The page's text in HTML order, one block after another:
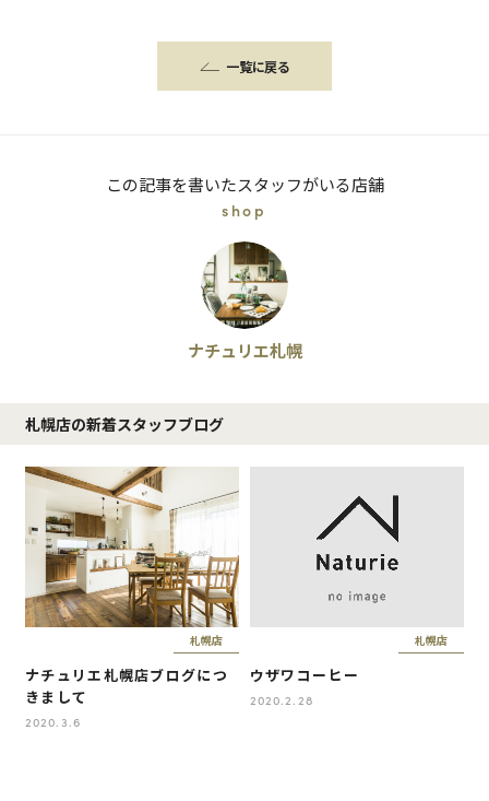
一覧に戻る
この記事を書いたスタッフがいる店舗
shop
ナチュリエ札幌
札幌店の新着スタッフブログ
札幌店
ナチュリエ札幌店ブログにつ
きまして
2020.3.6
札幌店
ウザワコーヒー
2020.2.28